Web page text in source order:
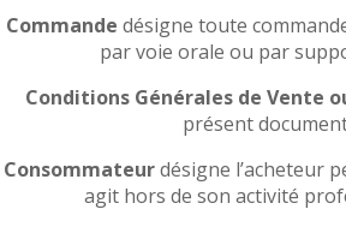
Commande désigne toute
par voie orale ou par
Conditions Générales de Vente
présent
Consommateurdésigne l’acheteur
agit hors de son activité